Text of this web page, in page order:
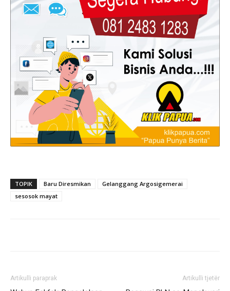
TOPIK Baru Diresmikan
Gelanggang Argosigemerai
sesosok mayat
Artikulli paraprak Artikulli tjetër